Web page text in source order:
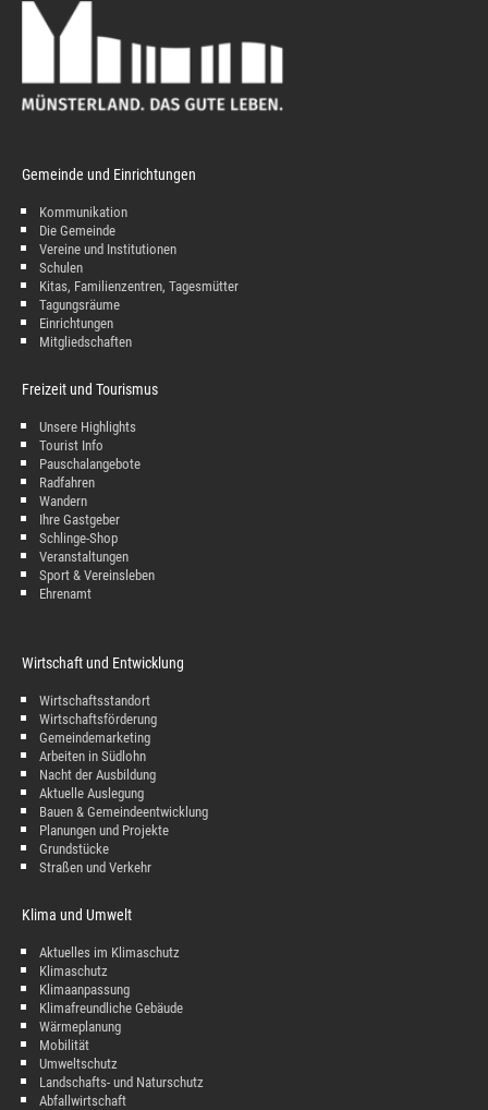
Gemeinde und Einrichtungen
Kommunikation
Die Gemeinde
Vereine und Institutionen
Schulen
Kitas, Familienzentren, Tagesmütter
Tagungsräume
Einrichtungen
Mitgliedschaften
Freizeit und Tourismus
Unsere Highlights
Tourist Info
Pauschalangebote
Radfahren
Wandern
Ihre Gastgeber
Schlinge-Shop
Veranstaltungen
Sport & Vereinsleben
Ehrenamt
Wirtschaft und Entwicklung
Wirtschaftsstandort
Wirtschaftsförderung
Gemeindemarketing
Arbeiten in Südlohn
Nacht der Ausbildung
Aktuelle Auslegung
Bauen & Gemeindeentwicklung
Planungen und Projekte
Grundstücke
Straßen und Verkehr
Klima und Umwelt
Aktuelles im Klimaschutz
Klimaschutz
Klimaanpassung
Klimafreundliche Gebäude
Wärmeplanung
Mobilität
Umweltschutz
Landschafts- und Naturschutz
Abfallwirtschaft